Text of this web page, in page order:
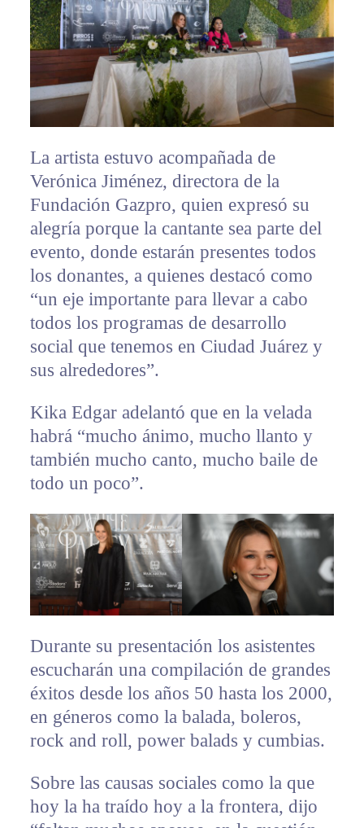
La artista estuvo acompañada de
Verónica Jiménez, directora de la
Fundación Gazpro, quien expresó su
alegría porque la cantante sea parte del
evento, donde estarán presentes todos
los donantes, a quienes destacó como
“un eje importante para llevar a cabo
todos los programas de desarrollo
social que tenemos en Ciudad Juárez y
sus alrededores”.
Kika Edgar adelantó que en la velada
habrá “mucho ánimo, mucho llanto y
también mucho canto, mucho baile de
todo un poco”.
Durante su presentación los asistentes
escucharán una compilación de grandes
éxitos desde los años 50 hasta los 2000,
en géneros como la balada, boleros,
rock and roll, power balads y cumbias.
Sobre las causas sociales como la que
hoy la ha traído hoy a la frontera, dijo